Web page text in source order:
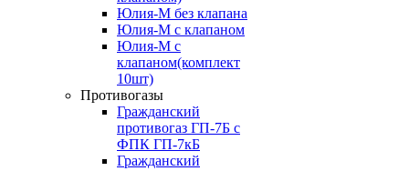
Юлия-М без клапана
Юлия-М с клапаном
Юлия-М с
клапаном(комплект
10шт)
Противогазы
Гражданский
противогаз ГП-7Б с
ФПК ГП-7кБ
Гражданский